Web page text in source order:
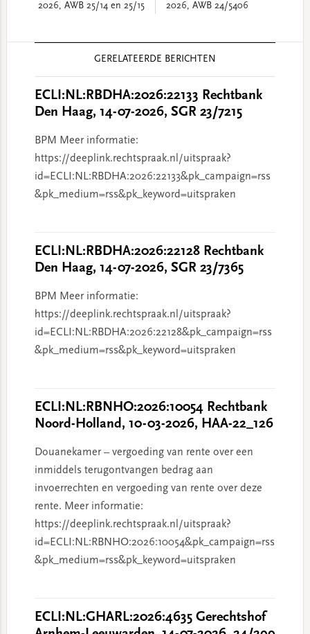
2026, AWB 25/14 en 25/15
2026, AWB 24/5406
GERELATEERDE BERICHTEN
ECLI:NL:RBDHA:2026:22133 Rechtbank
Den Haag, 14-07-2026, SGR 23/7215
BPM Meer informatie:
https://deeplink.rechtspraak.nl/uitspraak?
id=ECLI:NL:RBDHA:2026:22133&pk_campaign=rss
&pk_medium=rss&pk_keyword=uitspraken
ECLI:NL:RBDHA:2026:22128 Rechtbank
Den Haag, 14-07-2026, SGR 23/7365
BPM Meer informatie:
https://deeplink.rechtspraak.nl/uitspraak?
id=ECLI:NL:RBDHA:2026:22128&pk_campaign=rss
&pk_medium=rss&pk_keyword=uitspraken
ECLI:NL:RBNHO:2026:10054 Rechtbank
Noord-Holland, 10-03-2026, HAA-22_126
Douanekamer – vergoeding van rente over een
inmiddels terugontvangen bedrag aan
invoerrechten en vergoeding van rente over deze
rente. Meer informatie:
https://deeplink.rechtspraak.nl/uitspraak?
id=ECLI:NL:RBNHO:2026:10054&pk_campaign=rss
&pk_medium=rss&pk_keyword=uitspraken
ECLI:NL:GHARL:2026:4635 Gerechtshof